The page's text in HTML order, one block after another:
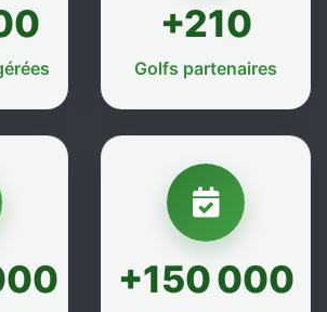
+210
Golfs partenaires
+150 000